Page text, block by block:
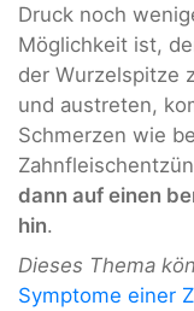
Druck noch
Möglichkeit ist,
der Wurzelspitze
und austreten,
Schmerzen wie
dann auf einen
hin.
Dieses Thema
Symptome einer